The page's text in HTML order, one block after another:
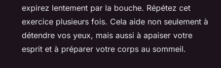
expirez lentement par la bouche. Répétez cet
exercice plusieurs fois. Cela aide non seulement à
détendre vos yeux, mais aussi à apaiser votre
esprit et à préparer votre corps au sommeil.